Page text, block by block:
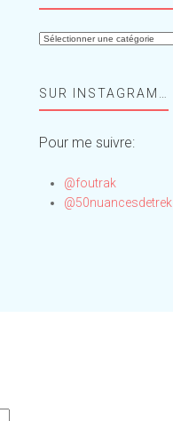
Aide-
!SUR INSTAGRAM…
Pour me suivre:
@foutrak
@50nuancesdetrek